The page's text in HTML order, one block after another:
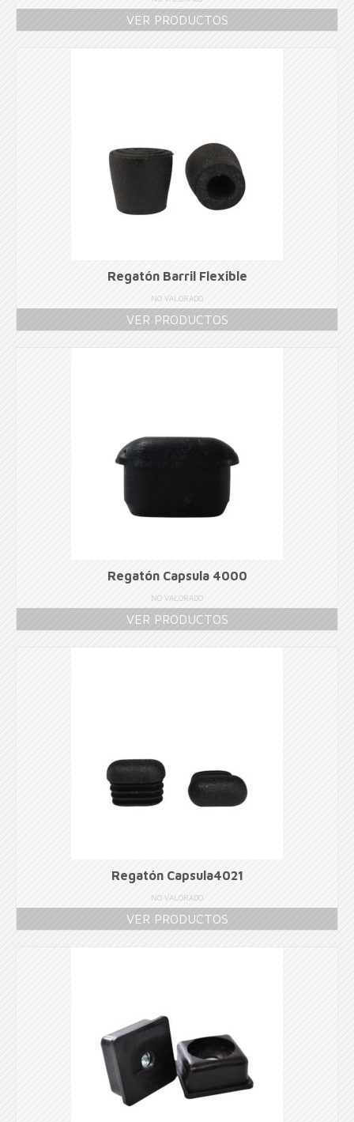
VER PRODUCTOS
Regatón Barril Flexible
NO VALORADO
VER PRODUCTOS
Regatón Capsula 4000
NO VALORADO
VER PRODUCTOS
Regatón Capsula4021
NO VALORADO
VER PRODUCTOS